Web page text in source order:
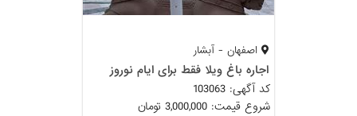
اصفهان - آبشار
اجاره باغ ویلا فقط برای ایام نوروز
کد آگهی: 103063
شروع قیمت: 3,000,000 تومان